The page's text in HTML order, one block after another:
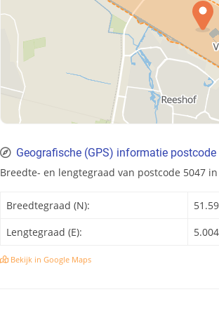
Geografische (GPS) informatie
Breedte- en lengtegraad van postcode 5047
Breedtegraad (N):
Lengtegraad (E):
Bekijk in Google Maps